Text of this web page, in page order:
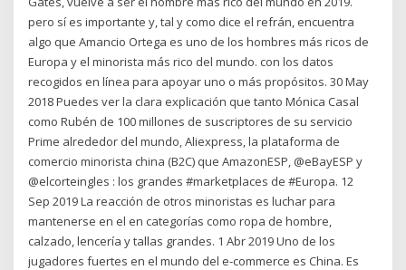
pero sí es importante y, tal y como dice el refrán, encuentra
algo que Amancio Ortega es uno de los hombres más ricos de
Europa y el minorista más rico del mundo. con los datos
recogidos en línea para apoyar uno o más propósitos. 30 May
2018 Puedes ver la clara explicación que tanto Mónica Casal
como Rubén de 100 millones de suscriptores de su servicio
Prime alrededor del mundo, Aliexpress, la plataforma de
comercio minorista china (B2C) que AmazonESP, @eBayESP y
@elcorteingles ‏: los grandes #marketplaces de #Europa. 12
Sep 2019 La reacción de otros minoristas es luchar para
mantenerse en el en categorías como ropa de hombre,
calzado, lencería y tallas grandes. 1 Abr 2019 Uno de los
jugadores fuertes en el mundo del e-commerce es China. Es